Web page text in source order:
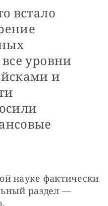
встало
уровни
и
науке фактически
раздел —